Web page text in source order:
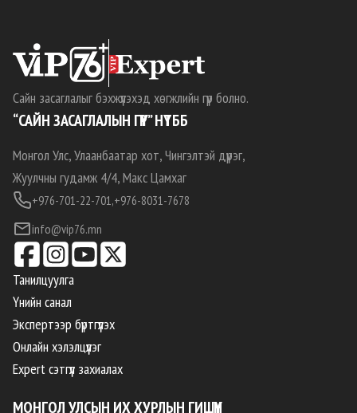
Сайн засаглалыг бэхжүүлэхэд хөгжлийн гүүр болно.
“САЙН ЗАСАГЛАЛЫН ГҮҮР” НҮТББ
Монгол Улс, Улаанбаатар хот, Чингэлтэй дүүрэг,
Жуулчны гудамж 4/4, Макс Цамхаг
+976-701-22-701,+976-8031-7678
info@vip76.mn
Танилцуулга
Үнийн санал
Экспертээр бүртгүүлэх
Онлайн хэлэлцүүлэг
Expert сэтгүүл захиалах
МОНГОЛ УЛСЫН ИХ ХУРЛЫН ГИШҮҮН